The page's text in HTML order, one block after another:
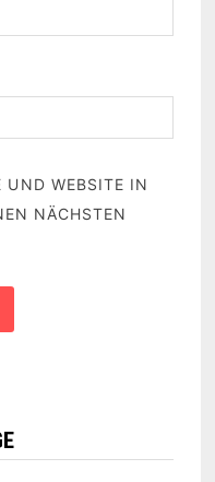
UND WEBSITE IN
NÄCHSTEN